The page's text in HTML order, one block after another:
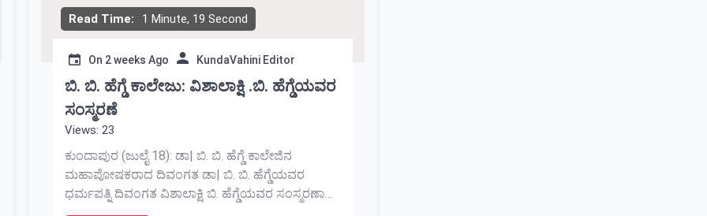
Read Time: 1 Minute, 19 Second
On 2 weeks Ago KundaVahini Editor
ಬಿ. ಬಿ. ಹೆಗ್ಡೆ ಕಾಲೇಜು: ವಿಶಾಲಾಕ್ಷಿ .ಬಿ. ಹೆಗ್ಡೆಯವರ
ಸಂಸ್ಮರಣೆ
Views: 23
ಕುಂದಾಪುರ (ಜುಲೈ 18): ಡಾ| ಬಿ. ಬಿ. ಹೆಗ್ಡೆ ಕಾಲೇಜಿನ
ಮಹಾಪೋಷಕರಾದ ದಿವಂಗತ ಡಾ| ಬಿ. ಬಿ. ಹೆಗ್ಡೆಯವರ
ಧರ್ಮಪತ್ನಿ ದಿವಂಗತ ವಿಶಾಲಾಕ್ಷಿ ಬಿ. ಹೆಗ್ಡೆಯವರ ಸಂಸ್ಮರಣಾ
ಕಾರ್ಯಕ್ರಮವನ್ನು ಕಾಲೇಜಿನ ಇಂಗ್ಲೀಷ್ ವಿಭಾಗದ ಆಶ್ರಯದಲ್ಲಿ